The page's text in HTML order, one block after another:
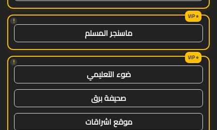
!
ماسنجر المسلم
!
ضوء التعليمي
صحيفة برق
موقع اشراقات